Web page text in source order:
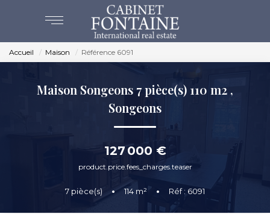
ACHAT
VENTES
ESTIMATION
NOS AGENCES
BEAUVAIS
Accueil Maison Référence 6091
Maison Songeons 7 pièce(s) 110 m2 ,
Songeons
127 000 €
product.price.fees_charges.teaser
7 pièce(s) • 114 m² • Réf : 6091